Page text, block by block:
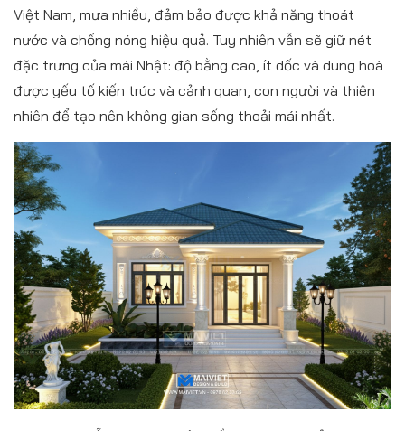
Việt Nam, mưa nhiều, đảm bảo được khả năng thoát
nước và chống nóng hiệu quả. Tuy nhiên vẫn sẽ giữ nét
đặc trưng của mái Nhật: độ bằng cao, ít dốc và dung hoà
được yếu tố kiến trúc và cảnh quan, con người và thiên
nhiên để tạo nên không gian sống thoải mái nhất.